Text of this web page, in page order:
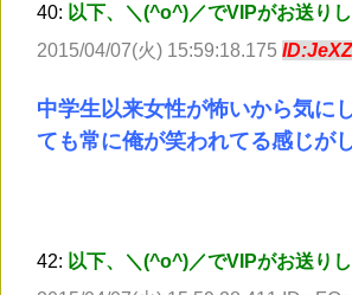
40: 以下、＼(^o^)／でVIPがお送り
2015/04/07(火) 15:59:18.175
中学生以来女性が怖いから気に
ても常に俺が笑われてる感じが
42: 以下、＼(^o^)／でVIPがお送り